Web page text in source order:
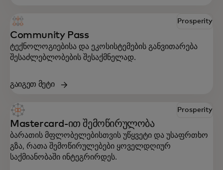
Prosperity
Community Pass
ტექნოლოგიებისა და ეკოსისტემების განვითარება
შესაძლებლობების შესაქმნელად.
გაიგეთ მეტი
Prosperity
Mastercard-ით შემოწირულობა
ბარათის მფლობელებისთვის უწყვეტი და უსაფრთხო
გზა, რათა შემოწირულებები ყოველდღიურ
საქმიანობაში ინტეგრირდეს.